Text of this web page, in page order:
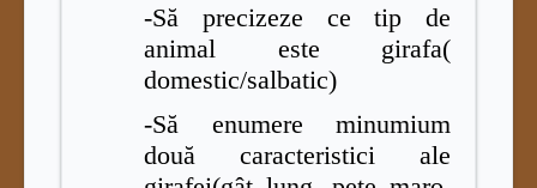
-Să precizeze ce tip de
animal este girafa(
domestic/salbatic)
-Să enumere minumium
două caracteristici ale